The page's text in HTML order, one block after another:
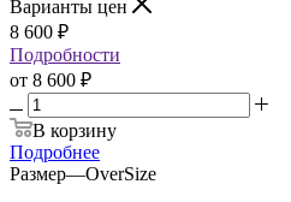
Варианты цен
8 600 ₽
Подробности
от 8 600 ₽
В корзину
Подробнее
Размер—OverSize